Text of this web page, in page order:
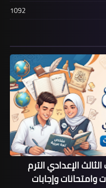
1092
الإعدادي الترم